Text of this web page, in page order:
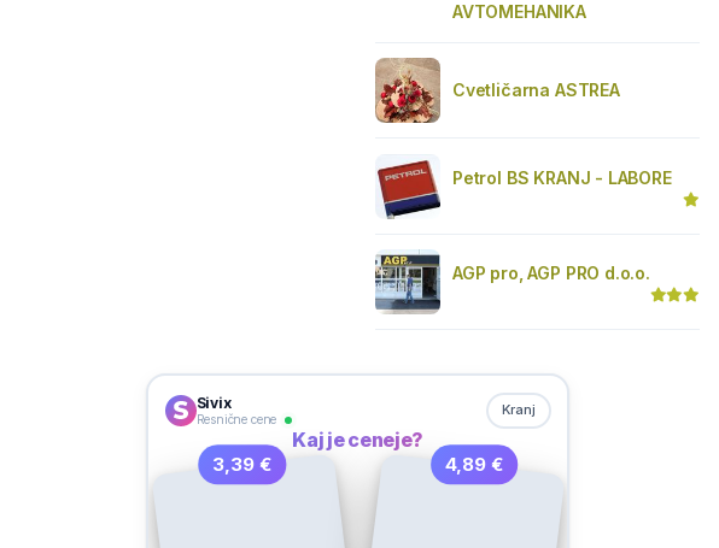
AVTOMEHANIKA
Cvetličarna ASTREA
Petrol BS KRANJ - LABORE
AGP pro, AGP PRO d.o.o.
Sivix
Resnične cene
Kranj
Kaj je ceneje?
3,39 € 4,89 €